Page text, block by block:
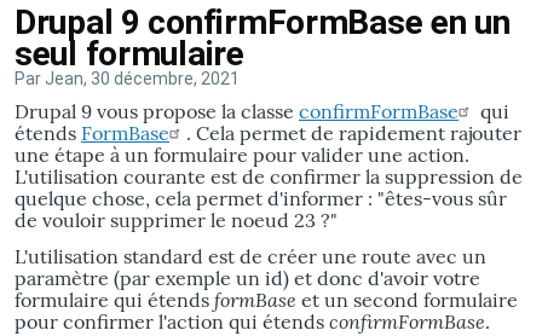
Drupal 9 confirmFormBase en un
seul formulaire
Par Jean, 30 décembre, 2021
Drupal 9 vous propose la classe confirmFormBase
qui
étends FormBase
. Cela permet de rapidement rajouter
une étape à un formulaire pour valider une action.
L'utilisation courante est de confirmer la suppression de
quelque chose, cela permet d'informer : "êtes-vous sûr
de vouloir supprimer le noeud 23 ?"
L'utilisation standard est de créer une route avec un
paramètre (par exemple un id) et donc d'avoir votre
formulaire qui étends formBase et un second formulaire
pour confirmer l'action qui étends confirmFormBase.